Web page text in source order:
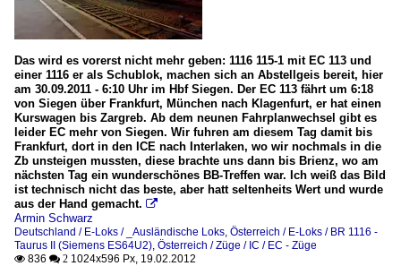
Das wird es vorerst nicht mehr geben: 1116 115-1 mit EC 113 und
einer 1116 er als Schublok, machen sich an Abstellgeis bereit, hier
am 30.09.2011 - 6:10 Uhr im Hbf Siegen. Der EC 113 fährt um 6:18
von Siegen über Frankfurt, München nach Klagenfurt, er hat einen
Kurswagen bis Zargreb. Ab dem neunen Fahrplanwechsel gibt es
leider EC mehr von Siegen. Wir fuhren am diesem Tag damit bis
Frankfurt, dort in den ICE nach Interlaken, wo wir nochmals in die
Zb unsteigen mussten, diese brachte uns dann bis Brienz, wo am
nächsten Tag ein wunderschönes BB-Treffen war. Ich weiß das Bild
ist technisch nicht das beste, aber hatt seltenheits Wert und wurde
aus der Hand gemacht. 
Armin Schwarz
Deutschland / E-Loks / _Ausländische Loks Österreich / E-Loks / BR 1116 -
Taurus II (Siemens ES64U2) Österreich / Züge / IC / EC - Züge
 836  2 1024x596 Px, 19.02.2012